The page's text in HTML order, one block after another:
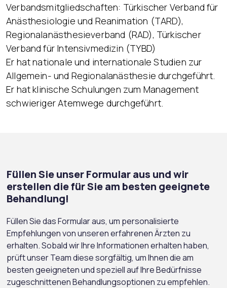
Verbandsmitgliedschaften: Türkischer Verband für
Anästhesiologie und Reanimation (TARD),
Regionalanästhesieverband (RAD), Türkischer
Verband für Intensivmedizin (TYBD)
Er hat nationale und internationale Studien zur
Allgemein- und Regionalanästhesie durchgeführt.
Er hat klinische Schulungen zum Management
schwieriger Atemwege durchgeführt.
Füllen Sie unser Formular aus und wir
erstellen die für Sie am besten geeignete
Behandlung!
Füllen Sie das Formular aus, um personalisierte
Empfehlungen von unseren erfahrenen Ärzten zu
erhalten. Sobald wir Ihre Informationen erhalten haben,
prüft unser Team diese sorgfältig, um Ihnen die am
besten geeigneten und speziell auf Ihre Bedürfnisse
zugeschnittenen Behandlungsoptionen zu empfehlen.